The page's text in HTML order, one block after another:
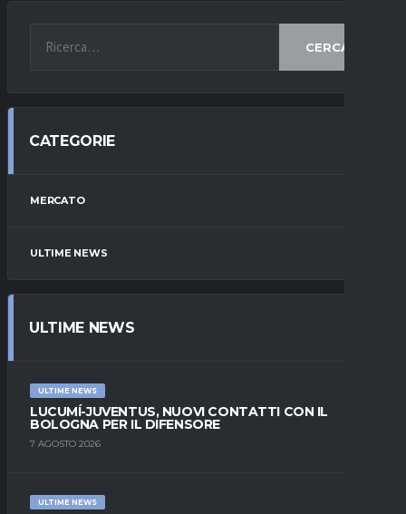
CERCA
CATEGORIE
MERCATO
ULTIME NEWS
ULTIME NEWS
ULTIME NEWS
LUCUMÍ-JUVENTUS, NUOVI CONTATTI CON IL
BOLOGNA PER IL DIFENSORE
7 AGOSTO 2026
ULTIME NEWS